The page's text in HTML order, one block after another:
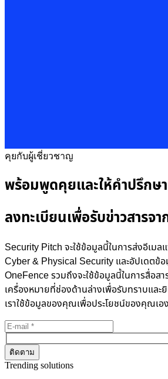
คุยกับผู้เชี่ยวชาญ
พร้อมพูดคุยและให้คำปรึกษา
ลงทะเบียนเพื่อรับข่าวสารจา
Security Pitch จะใช้ข้อมูลนี้ในการส่งอีเมล
Cyber & Physical Security และอัปเดตข้
OneFence รวมถึงจะใช้ข้อมูลนี้ในการสื่อส
เครื่องหมายที่ช่องด้านล่างเพื่อรับทราบแล
เราใช้ข้อมูลของคุณเพื่อประโยชน์ของคุณเอง
Trending solutions